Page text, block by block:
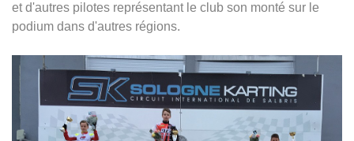
et d'autres pilotes représentant le club son monté sur le
podium dans d'autres régions.